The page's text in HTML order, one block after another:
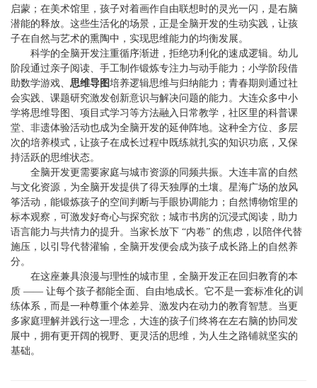
启蒙；在美术馆里，孩子对着画作自由联想时的灵光一闪，是右脑
潜能的释放。这些生活化的场景，正是全脑开发的生动实践，让孩
子在自然与艺术的熏陶中，实现思维能力的均衡发展。
科学的全脑开发注重循序渐进，拒绝功利化的速成逻辑。幼儿
阶段通过亲子阅读、手工制作锻炼专注力与动手能力；小学阶段借
助数学游戏、 思维导图培养逻辑思维与归纳能力；青春期则通过社
会实践、课题研究激发创新意识与解决问题的能力。大连众多中小
学将思维导图、项目式学习等方法融入日常教学，社区里的科普课
堂、非遗体验活动也成为全脑开发的延伸阵地。这种全方位、多层
次的培养模式，让孩子在成长过程中既练就扎实的知识功底，又保
持活跃的思维状态。
全脑开发更需要家庭与城市资源的同频共振。大连丰富的自然
与文化资源，为全脑开发提供了得天独厚的土壤。星海广场的放风
筝活动，能锻炼孩子的空间判断与手眼协调能力；自然博物馆里的
标本观察，可激发好奇心与探究欲；城市书房的沉浸式阅读，助力
语言能力与共情力的提升。当家长放下 “内卷” 的焦虑，以陪伴代替
施压，以引导代替灌输，全脑开发便会成为孩子成长路上的自然养
分。
在这座兼具浪漫与理性的城市里，全脑开发正在回归教育的本
质 —— 让每个孩子都能全面、自由地成长。它不是一套标准化的训
练体系，而是一种尊重个体差异、激发内在动力的教育智慧。当更
多家庭理解并践行这一理念，大连的孩子们终将在左右脑的协同发
展中，拥有更开阔的视野、更灵活的思维，为人生之路铺就坚实的
基础。